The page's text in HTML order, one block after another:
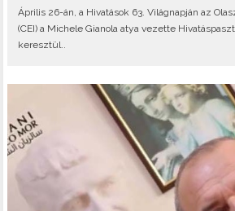
Április 26-án, a Hivatások 63. Világnapján az
(CEI) a Michele Gianola atya vezette
keresztül..